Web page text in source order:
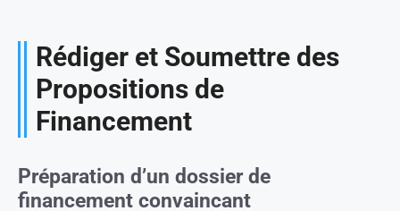
Rédiger et Soumettre des
Propositions de
Financement
Préparation d’un dossier de
financement convaincant